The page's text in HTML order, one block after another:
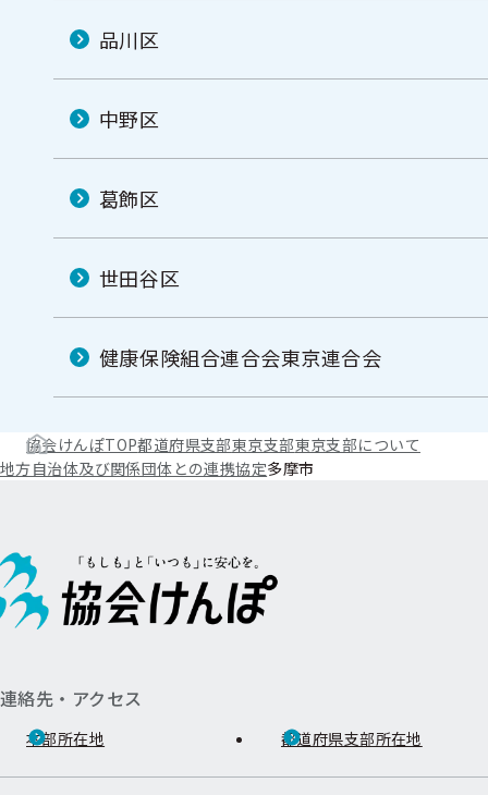
品川区
中野区
葛飾区
世田谷区
健康保険組合連合会東京連合会
協会けんぽTOP都道府県支部東京支部東京支部について
地方自治体及び関係団体との連携協定多摩市
連絡先・アクセス
本部所在地 都道府県支部所在地